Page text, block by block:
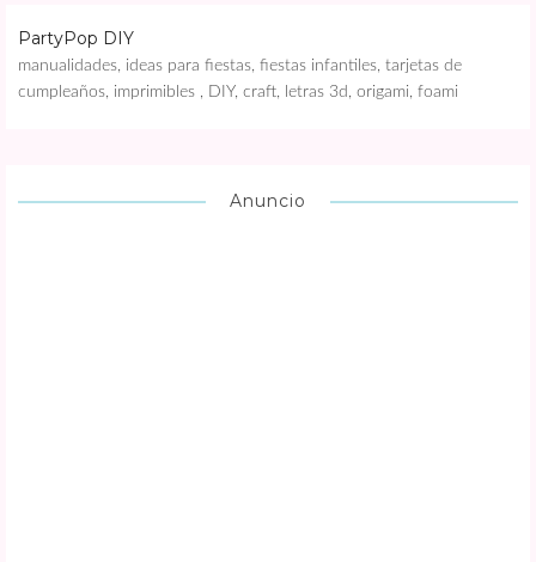
PartyPop DIY
manualidades, ideas para fiestas, fiestas infantiles, tarjetas de
cumpleaños, imprimibles , DIY, craft, letras 3d, origami, foami
Anuncio